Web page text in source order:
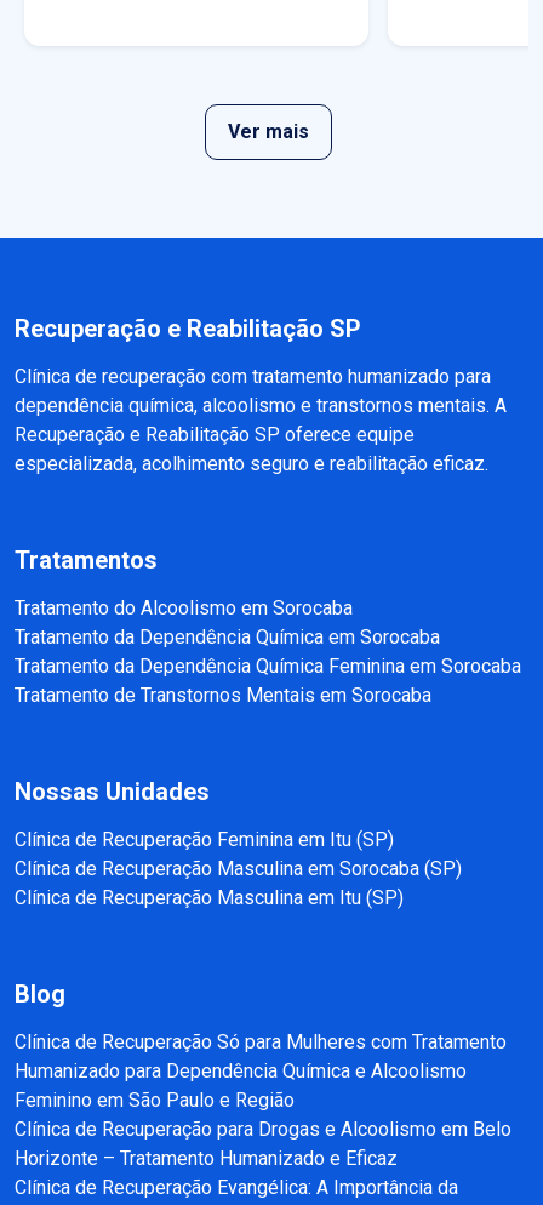
Ver mais
Recuperação e Reabilitação SP
Clínica de recuperação com tratamento humanizado para
dependência química, alcoolismo e transtornos mentais. A
Recuperação e Reabilitação SP oferece equipe
especializada, acolhimento seguro e reabilitação eficaz.
Tratamentos
Tratamento do Alcoolismo em Sorocaba
Tratamento da Dependência Química em Sorocaba
Tratamento da Dependência Química Feminina em Sorocaba
Tratamento de Transtornos Mentais em Sorocaba
Nossas Unidades
Clínica de Recuperação Feminina em Itu (SP)
Clínica de Recuperação Masculina em Sorocaba (SP)
Clínica de Recuperação Masculina em Itu (SP)
Blog
Clínica de Recuperação Só para Mulheres com Tratamento
Humanizado para Dependência Química e Alcoolismo
Feminino em São Paulo e Região
Clínica de Recuperação para Drogas e Alcoolismo em Belo
Horizonte – Tratamento Humanizado e Eficaz
Clínica de Recuperação Evangélica: A Importância da